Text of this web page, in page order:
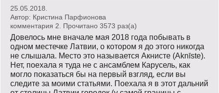
25.05.2018.
Автор: Кристина Парфионова
комментария 2. Прочитано 3573 раз(a)
Довелось мне вначале мая 2018 года побывать в
одном местечке Латвии, о котором я до этого никогда
не слышала. Место это называется Акнисте (Aknīste).
Нет, поехала я туда не с ансамблем Карусель, как
могло показаться бы на первый взгляд, если вы
следите за моими статьями. Поехала я в этот дальний